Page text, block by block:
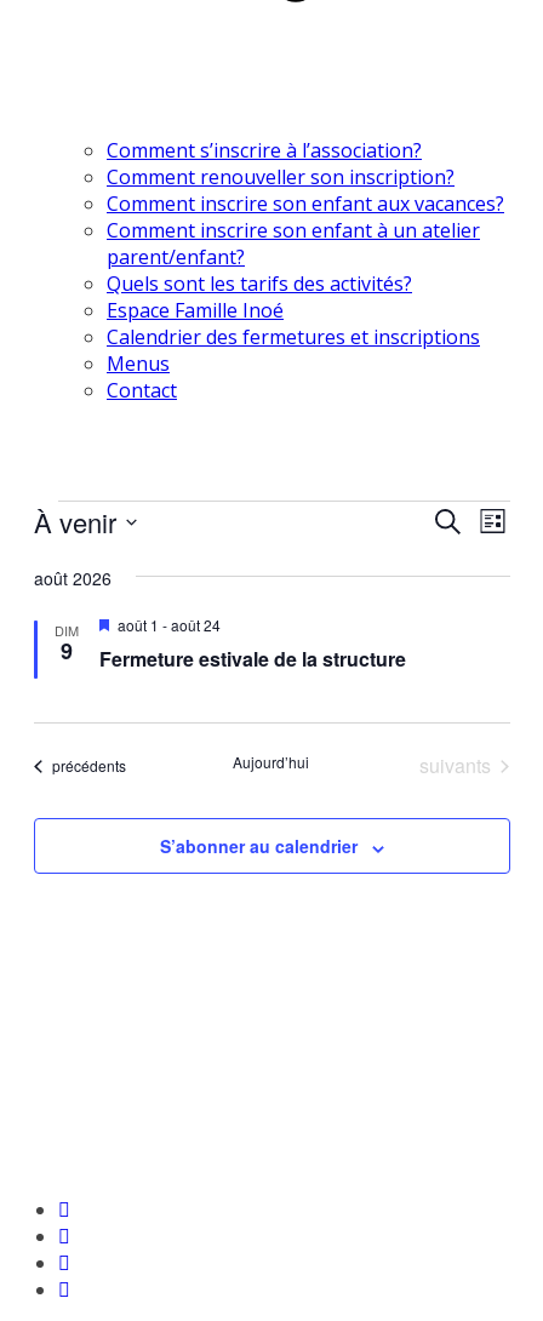
Comment s’inscrire à l’association?
Comment renouveller son inscription?
Comment inscrire son enfant aux vacances?
Comment inscrire son enfant à un atelier
parent/enfant?
Quels sont les tarifs des activités?
Espace Famille Inoé
Calendrier des fermetures et inscriptions
Menus
Contact
Évènements Recherche
vues
Liste
À venir
une
août 2026
DIM
9 Fermeture estivale de la structure
Mis
avant
août 1 -août 24
Évènements
précédents Aujourd’hui Évènements
suivants
S’abonner au calendrier